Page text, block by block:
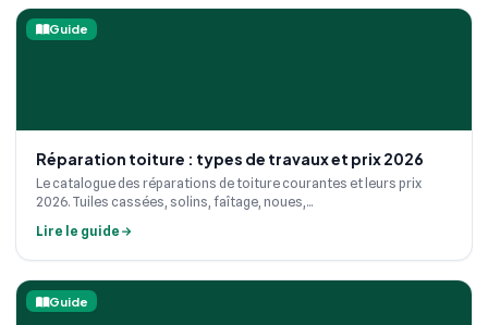
Guide
Réparation toiture : types de travaux et prix 2026
Le catalogue des réparations de toiture courantes et leurs prix
2026. Tuiles cassées, solins, faîtage, noues,...
Lire le guide
Guide